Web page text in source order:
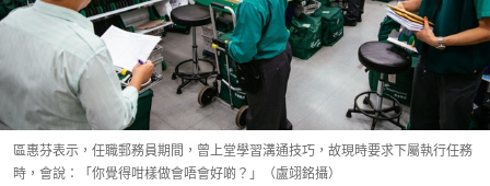
區惠芬表示，任職郵務員期間，曾上堂學習溝通技巧，故現時要求下屬執行任務
時，會說：「你覺得咁樣做會唔會好啲？」（盧翊銘攝）